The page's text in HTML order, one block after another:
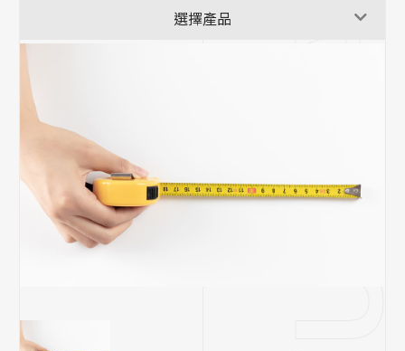
選擇產品
消光黑|免螺絲角鋼架
工作桌系列|免螺絲角鋼
重型貨架
櫥櫃客製專區